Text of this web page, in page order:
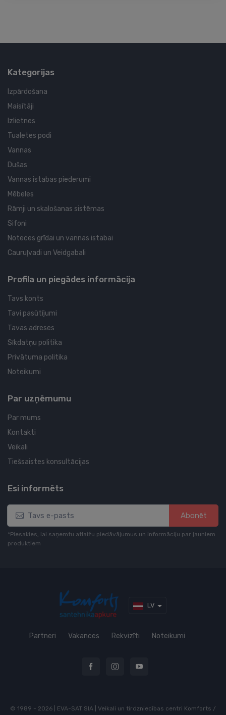
Kategorijas
Izpārdošana
Maisītāji
Izlietnes
Tualetes podi
Vannas
Dušas
Vannas istabas piederumi
Mēbeles
Rāmji un skalošanas sistēmas
Sifoni
Noteces grīdai un vannas istabai
Cauruļvadi un Veidgabali
Profila un piegādes informācija
Tavs konts
Tavi pasūtījumi
Tavas adreses
Sīkdatņu politika
Privātuma politika
Noteikumi
Par uzņēmumu
Par mums
Kontakti
Veikali
Tiešsaistes konsultācijas
Esi informēts
Abonēt
*Piesakies, lai saņemtu atlaižu piedāvājumus un informāciju par jauniem
produktiem
LV
Partneri Vakances Rekvizīti Noteikumi
© 1989 - 2026 | EVA-SAT SIA | Veikali un tirdzniecības centri Komforts /